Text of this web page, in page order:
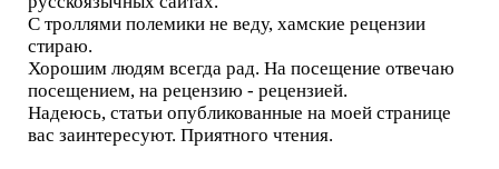
С троллями полемики не веду, хамские рецензии
стираю.
Хорошим людям всегда рад. На посещение отвечаю
посещением, на рецензию - рецензией.
Надеюсь, статьи опубликованные на моей странице
вас заинтересуют. Приятного чтения.